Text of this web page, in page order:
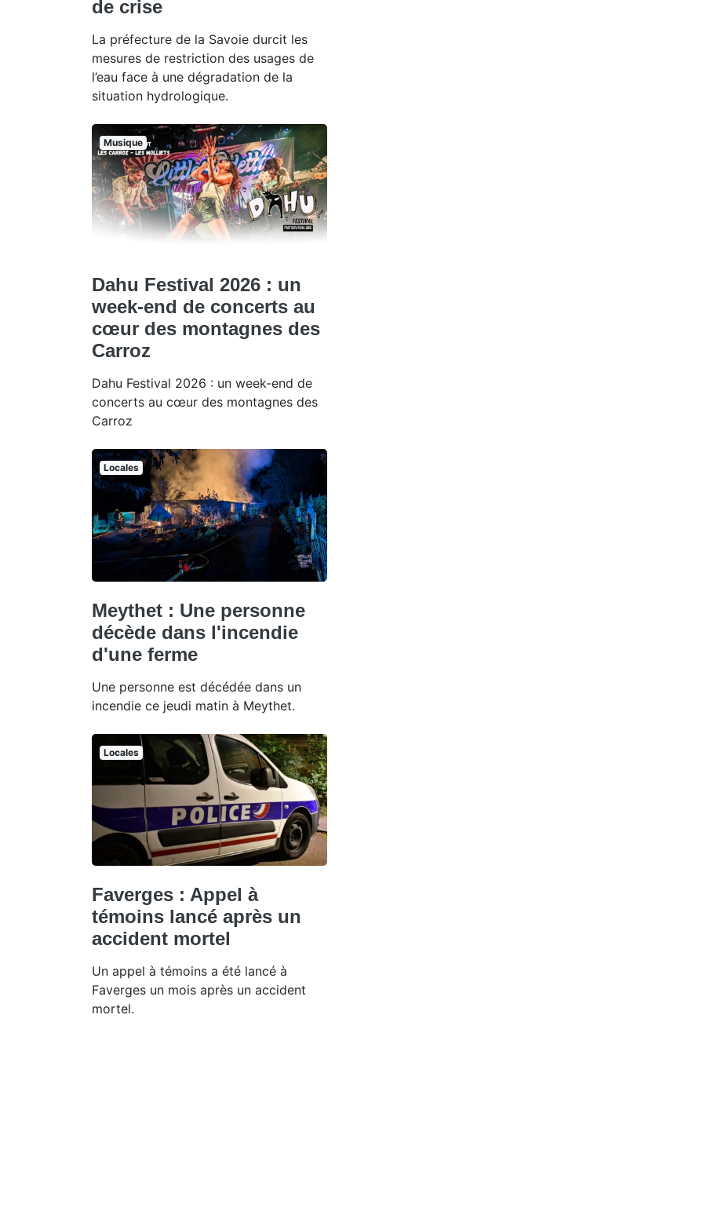
de crise
La préfecture de la Savoie durcit les
mesures de restriction des usages de
l’eau face à une dégradation de la
situation hydrologique.
Musique
Dahu Festival 2026 : un
week-end de concerts au
cœur des montagnes des
Carroz
Dahu Festival 2026 : un week-end de
concerts au cœur des montagnes des
Carroz
Locales
Meythet : Une personne
décède dans l'incendie
d'une ferme
Une personne est décédée dans un
incendie ce jeudi matin à Meythet.
Locales
Faverges : Appel à
témoins lancé après un
accident mortel
Un appel à témoins a été lancé à
Faverges un mois après un accident
mortel.